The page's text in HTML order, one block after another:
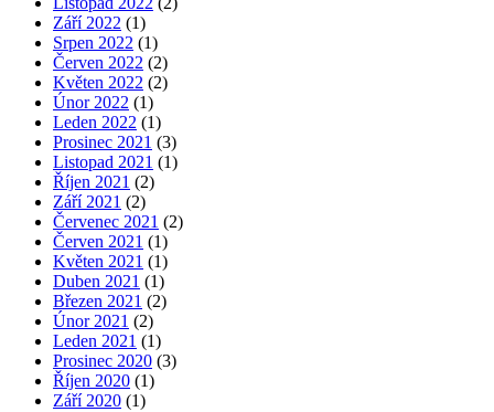
Září 2022 (1)
Srpen 2022 (1)
Červen 2022 (2)
Květen 2022 (2)
Únor 2022 (1)
Leden 2022 (1)
Prosinec 2021 (3)
Listopad 2021 (1)
Říjen 2021 (2)
Září 2021 (2)
Červenec 2021 (2)
Červen 2021 (1)
Květen 2021 (1)
Duben 2021 (1)
Březen 2021 (2)
Únor 2021 (2)
Leden 2021 (1)
Prosinec 2020 (3)
Říjen 2020 (1)
Září 2020 (1)